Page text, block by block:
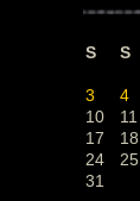
S
S
3
4
10
11
17
18
24
25
31